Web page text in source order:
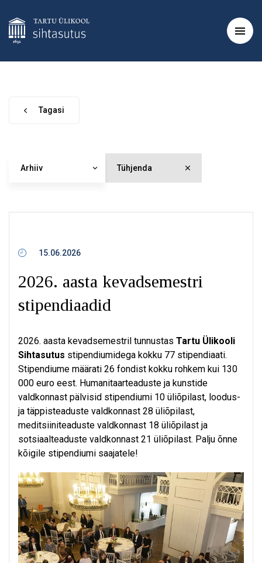
Tagasi
Arhiiv Tühjenda
15.06.2026
2026. aasta kevadsemestri
stipendiaadid
2026. aasta kevadsemestril tunnustas Tartu Ülikooli
Sihtasutus stipendiumidega kokku 77 stipendiaati.
Stipendiume määrati 26 fondist kokku rohkem kui 130
000 euro eest. Humanitaarteaduste ja kunstide
valdkonnast pälvisid stipendiumi 10 üliõpilast, loodus-
ja täppisteaduste valdkonnast 28 üliõpilast,
meditsiiniteaduste valdkonnast 18 üliõpilast ja
sotsiaalteaduste valdkonnast 21 üliõpilast. Palju õnne
kõigile stipendiumi saajatele!